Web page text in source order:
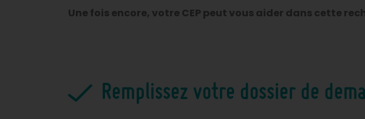
Une fois encore, votre CEP peut vous aider dans cette
Remplissez votre dossier de